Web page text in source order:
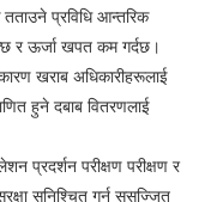
प्रविधि आन्तरिक
र ऊर्जा खपत कम गर्दछ।
खराब अधिकारीहरूलाई
हुने दबाब वितरणलाई
प्रदर्शन परीक्षण परीक्षण र
सुनिश्चित गर्न सुसज्जित